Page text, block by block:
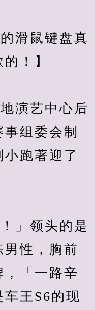
！】
组委会制
跑著迎了
性，胸前
「一路辛
王S6的现